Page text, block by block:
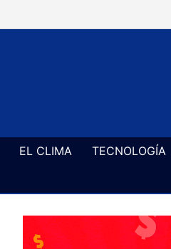
EL CLIMA TECNOLOGÍA